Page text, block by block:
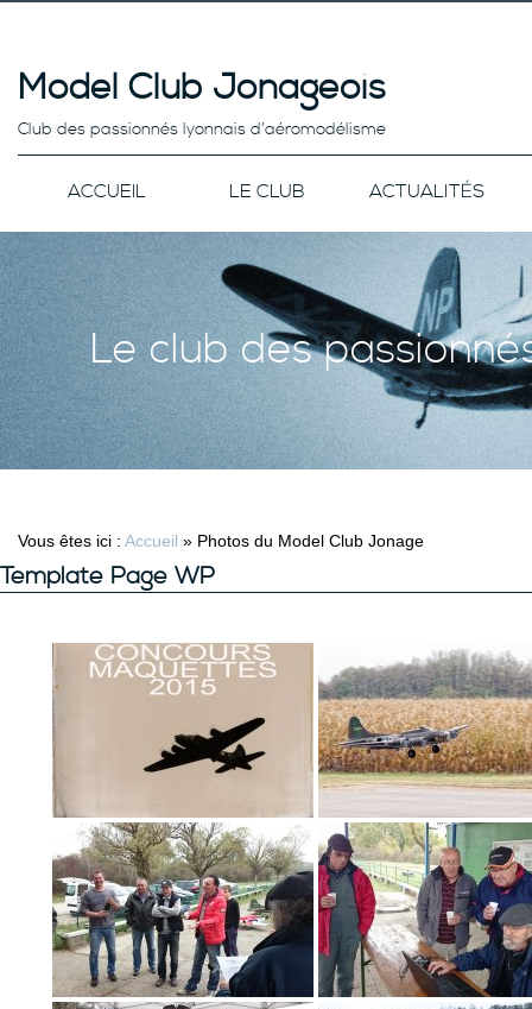
Model Club Jonageois
Club des passionnés lyonnais d’aéromodélisme
ACCUEIL LE CLUB ACTUALITÉS
Le club des
Vous êtes ici : Accueil » Photos du Model Club Jonage
Template Page WP